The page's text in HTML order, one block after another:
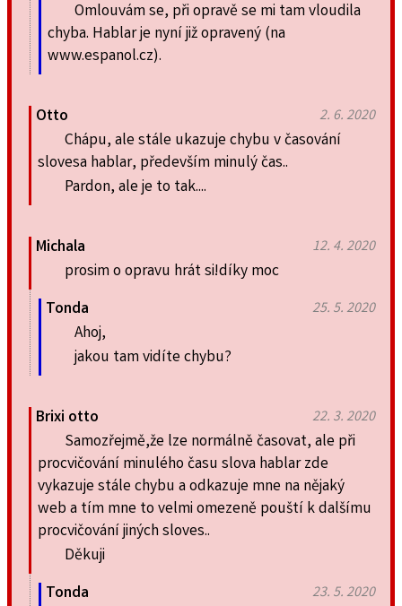
Omlouvám se, při opravě se mi tam vloudila
chyba. Hablar je nyní již opravený (na
www.espanol.cz).
Otto 2. 6. 2020
Chápu, ale stále ukazuje chybu v časování
slovesa hablar, především minulý čas..
Pardon, ale je to tak....
Michala 12. 4. 2020
prosim o opravu hrát si!díky moc
Tonda
25. 5. 2020
Ahoj,
jakou tam vidíte chybu?
Brixi otto 22. 3. 2020
Samozřejmě,že lze normálně časovat, ale při
procvičování minulého času slova hablar zde
vykazuje stále chybu a odkazuje mne na nějaký
web a tím mne to velmi omezeně pouští k dalšímu
procvičování jiných sloves..
Děkuji
Tonda
23. 5. 2020